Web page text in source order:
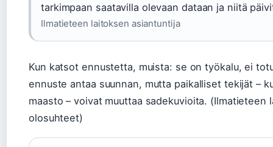
tarkimpaan saatavilla olevaan dataan ja niitä
Ilmatieteen laitoksen asiantuntija
Kun katsot ennustetta, muista: se on työkalu, ei
ennuste antaa suunnan, mutta paikalliset tekijät –
maasto – voivat muuttaa sadekuvioita. (Ilmatieteen
olosuhteet)